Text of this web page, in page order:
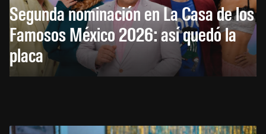
Segunda nominación en La Casa de los
Famosos México 2026: así quedó la
placa